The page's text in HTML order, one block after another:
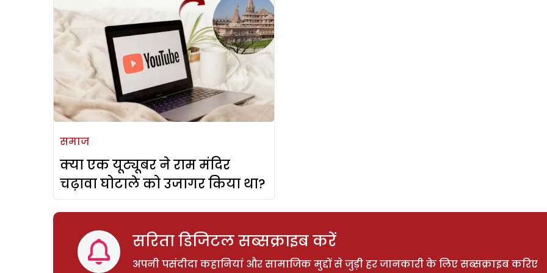
समाज
क्या एक यूट्यूबर ने राम मंदिर
चढ़ावा घोटाले को उजागर किया था?
सरिता डिजिटल सब्सक्राइब करें
अपनी पसंदीदा कहानियां और सामाजिक मुद्दों से जुड़ी हर जानकारी के लिए सब्सक्राइब करिए